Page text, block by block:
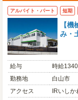
アルバイト・パート 短期
【
み・
給与
時給
勤務地
白山市
アクセス
IRいし